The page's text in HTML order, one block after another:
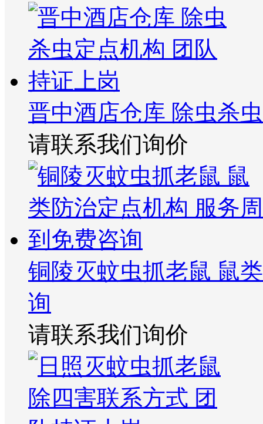
晋中酒店仓库 除虫杀
请联系我们询价
铜陵灭蚊虫抓老鼠 鼠
询
请联系我们询价